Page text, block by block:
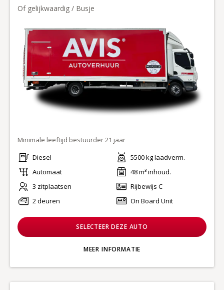
Of gelijkwaardig / Busje
Minimale leeftijd bestuurder 21 jaar
Diesel
Automaat
3 zitplaatsen
2 deuren
5500 kg laadverm.
48 m³ inhoud.
Rijbewijs C
On Board Unit
SELECTEER DEZE AUTO
MEER INFORMATIE